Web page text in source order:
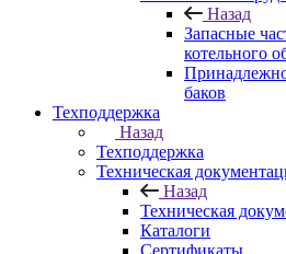
Назад
Запасные
котельного
баков
Техподдержка
Назад
Техподдержка
Техническая
Назад
Техническая
Каталоги